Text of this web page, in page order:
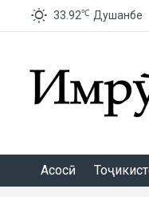
33.92℃ Душанбе
Асосӣ